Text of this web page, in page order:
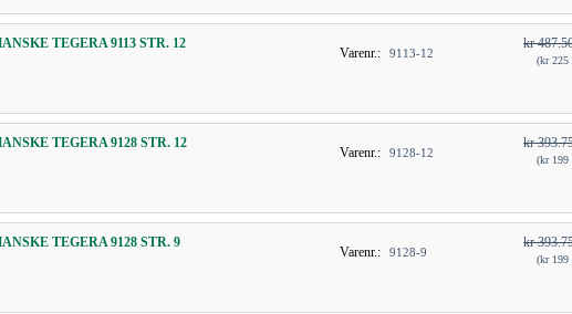
TEGERA 9113 STR. 12
Varenr.: 9113-12
kr
(kr225
TEGERA 9128 STR. 12
Varenr.: 9128-12
kr
(kr199
TEGERA 9128 STR. 9
Varenr.: 9128-9
kr
(kr199